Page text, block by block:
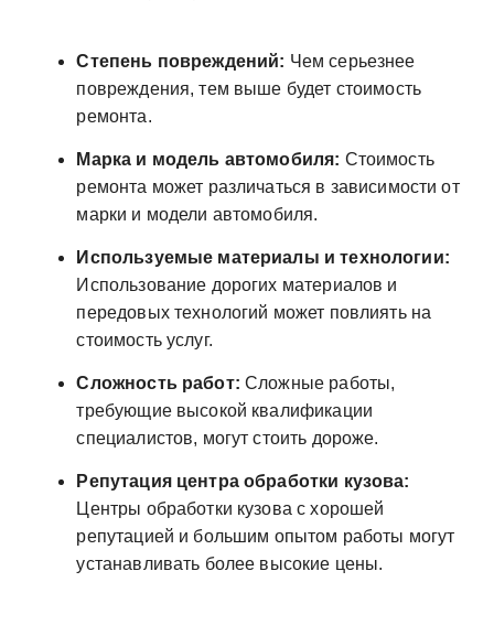
Степень повреждений: Чем серьезнее
повреждения, тем выше будет стоимость
ремонта.
Марка и модель автомобиля: Стоимость
ремонта может различаться в зависимости от
марки и модели автомобиля.
Используемые материалы и технологии:
Использование дорогих материалов и
передовых технологий может повлиять на
стоимость услуг.
Сложность работ: Сложные работы,
требующие высокой квалификации
специалистов, могут стоить дороже.
Репутация центра обработки кузова:
Центры обработки кузова с хорошей
репутацией и большим опытом работы могут
устанавливать более высокие цены.